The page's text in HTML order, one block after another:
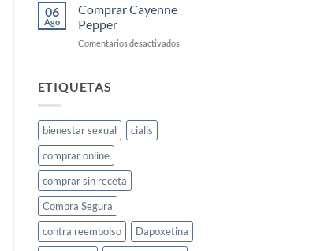
y
06
Ago
Comprar Cayenne
Pepper
Comentarios desactivadosen
ETIQUETAS
bienestar sexual
cialis
comprar online
comprar sin receta
Compra Segura
contra reembolso
Dapoxetina